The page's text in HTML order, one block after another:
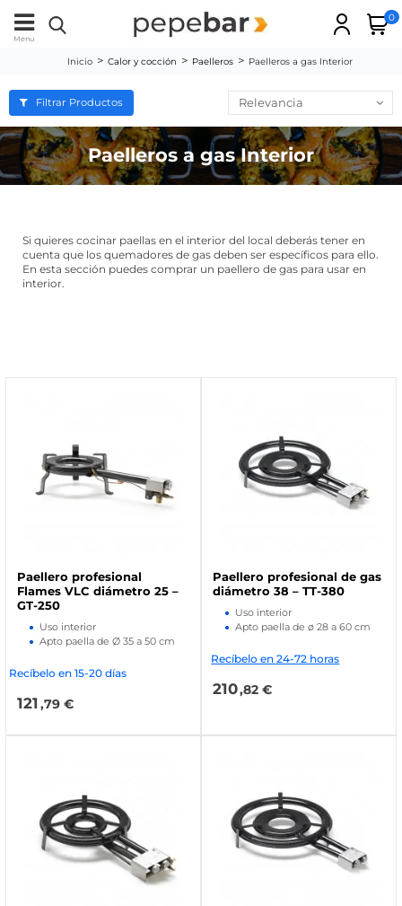
Menu
0
Inicio Calor y cocción Paelleros Paelleros a gas Interior
Paelleros a gas Interior
Si quieres cocinar paellas en el interior del local deberás tener en
cuenta que los quemadores de gas deben ser específicos para ello.
En esta sección puedes comprar un paellero de gas para usar en
interior.
Filtrar Productos Relevancia
Paellero profesional
Flames VLC diámetro 25 –
GT-250
Uso interior
Apto paella de Ø 35 a 50 cm
Recíbelo en 15-20 días
121,79 €
Paellero profesional de gas
diámetro 38 – TT-380
Uso interior
Apto paella de ø 28 a 60 cm
Recíbelo en 24-72 horas
210,82 €